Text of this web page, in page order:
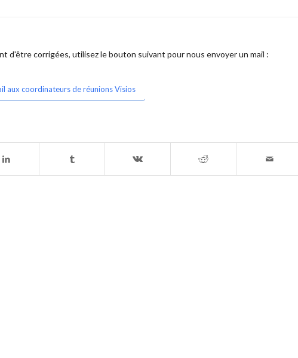
d'être corrigées, utilisez le bouton suivant pour nous envoyer un mail :
aux coordinateurs de réunions Visios